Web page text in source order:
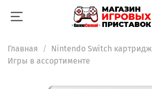
Главная
Nintendo Switch картридж
Игры в ассортименте